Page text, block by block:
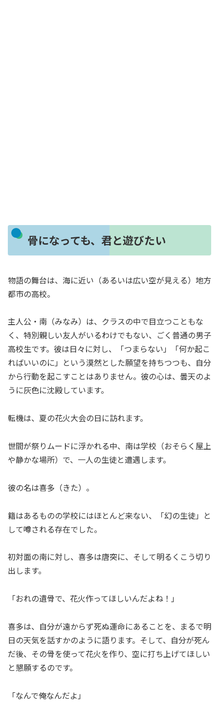
骨になっても、君と遊びたい
物語の舞台は、海に近い（あるいは広い空が見える）地方
都市の高校。
主人公・南（みなみ）は、クラスの中で目立つこともな
く、特別親しい友人がいるわけでもない、ごく普通の男子
高校生です。彼は日々に対し、「つまらない」「何か起こ
ればいいのに」という漠然とした願望を持ちつつも、自分
から行動を起こすことはありません。彼の心は、曇天のよ
うに灰色に沈殿しています。
転機は、夏の花火大会の日に訪れます。
世間が祭りムードに浮かれる中、南は学校（おそらく屋上
や静かな場所）で、一人の生徒と遭遇します。
彼の名は喜多（きた）。
籍はあるものの学校にはほとんど来ない、「幻の生徒」と
して噂される存在でした。
初対面の南に対し、喜多は唐突に、そして明るくこう切り
出します。
「おれの遺骨で、花火作ってほしいんだよね！」
喜多は、自分が遠からず死ぬ運命にあることを、まるで明
日の天気を話すかのように語ります。そして、自分が死ん
だ後、その骨を使って花火を作り、空に打ち上げてほしい
と懇願するのです。
「なんで俺なんだよ」